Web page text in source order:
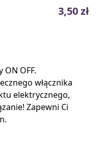
3,50 zł
ON OFF.
włącznika
elektrycznego,
Zapewni Ci